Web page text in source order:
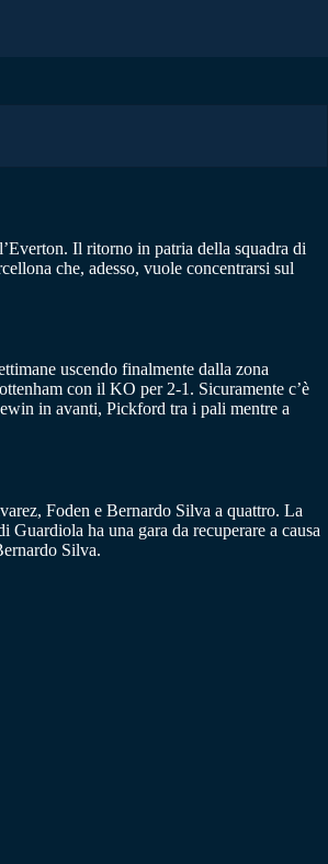
Il ritorno in patria della squadra di
che, adesso, vuole concentrarsi sul
uscendo finalmente dalla zona
con il KO per 2-1. Sicuramente c’è
in avanti, Pickford tra i pali mentre a
Foden e Bernardo Silva a quattro. La
ha una gara da recuperare a causa
Silva.